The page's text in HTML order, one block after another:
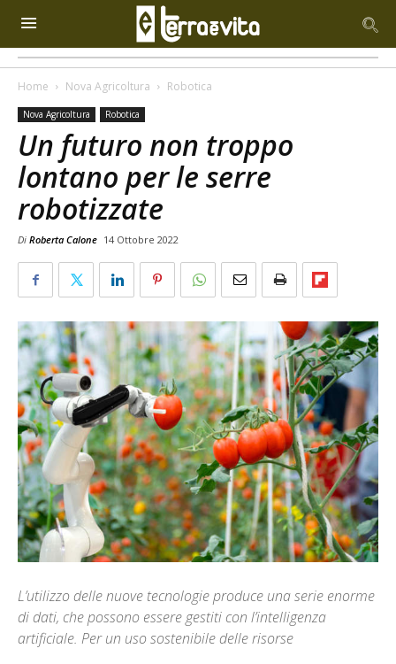
Home Nova Agricoltura Robotica
Nova Agricoltura Robotica
Un futuro non troppo
lontano per le serre
robotizzate
Di Roberta Calone 14 Ottobre 2022
L’utilizzo delle nuove tecnologie produce una serie enorme
di dati, che possono essere gestiti con l’intelligenza
artificiale. Per un uso sostenibile delle risorse